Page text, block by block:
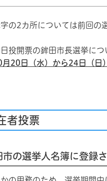
2カ所については前回の選
開票の鉾田市長選挙につ
月20日（水）から24日（日
者投票
市の選挙人名簿に登録